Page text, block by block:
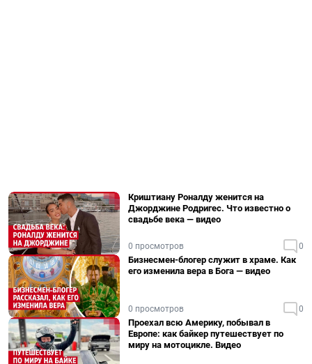
Криштиану Роналду женится на
Джорджине Родригес. Что известно о
свадьбе века — видео
0 просмотров 0
Бизнесмен-блогер служит в храме. Как
его изменила вера в Бога — видео
0 просмотров 0
Проехал всю Америку, побывал в
Европе: как байкер путешествует по
миру на мотоцикле. Видео